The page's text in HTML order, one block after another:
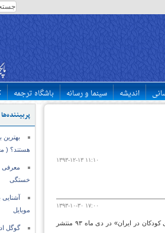
اندیشه سینما و رسانه باشگاه ترجمه
پربیننده‌ها
هستند؟ (
معرفی
خستگی
آشنایی
موبایل
گوگل
۱۳۹۳-۱۲-۱۳ ۱۱:۱۰
۱۳۹۳-۱۰-۳۰ ۱۷:۰۰
شماره صد و پنجم ماهنامه اطلاعات حکمت و معرفت با محوریت بحث «نقد و آسیب شناسی فلسفه برای کودکان در ایران» در دی ماه ۹۳ منتشر